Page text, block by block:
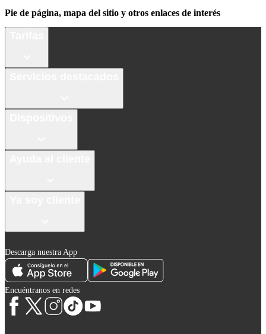
Pie de página, mapa del sitio y otros enlaces de interés
Descarga nuestra App
Encuéntranos en redes